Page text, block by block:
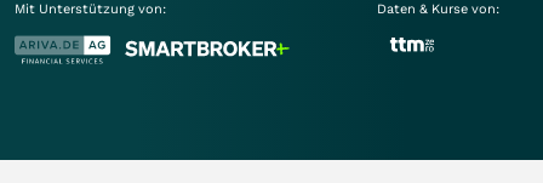
Mit Unterstützung von:
Daten & Kurse von: